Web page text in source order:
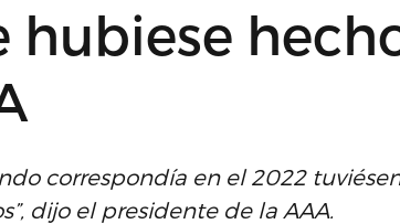
hubiese
correspondía en el 2022
dijo el presidente de la AAA.